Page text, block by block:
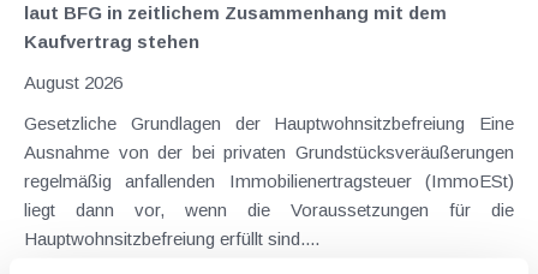
laut BFG in zeitlichem Zusammenhang mit dem
Kaufvertrag stehen
August 2026
Gesetzliche Grundlagen der Hauptwohnsitzbefreiung Eine
Ausnahme von der bei privaten Grundstücksveräußerungen
regelmäßig anfallenden Immobilienertragsteuer (ImmoESt)
liegt dann vor, wenn die Voraussetzungen für die
Hauptwohnsitzbefreiung erfüllt sind....